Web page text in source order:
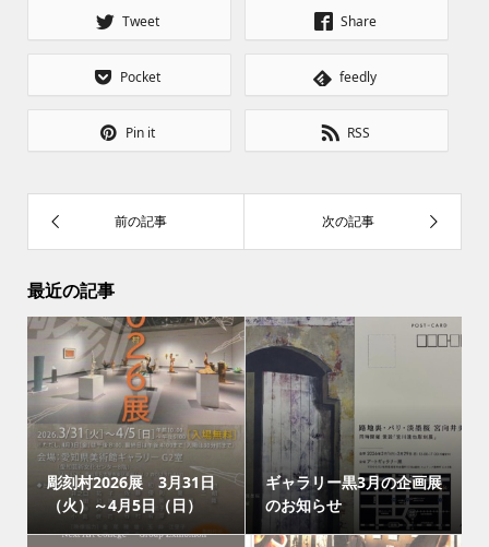
Tweet Share
Pocket feedly
Pin it RSS
最近の記事
彫刻村2026展 3月31日
（火）～4月5日（日）
ギャラリー黒3月の企画展
のお知らせ